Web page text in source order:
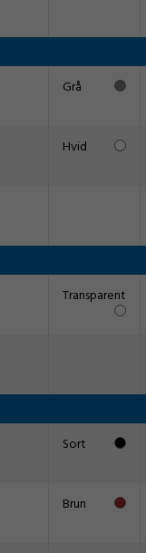
Grå
Hvid
Transparent
Sort
Brun